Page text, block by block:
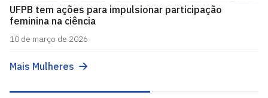
UFPB tem ações para impulsionar participação
feminina na ciência
10 de março de 2026
Mais Mulheres